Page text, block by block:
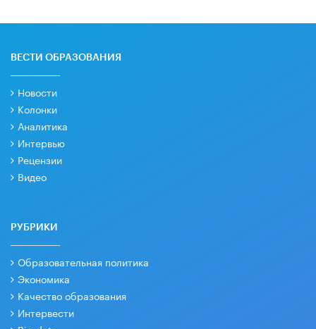
ВЕСТИ ОБРАЗОВАНИЯ
Новости
Колонки
Аналитика
Интервью
Рецензии
Видео
РУБРИКИ
Образовательная политика
Экономика
Качество образования
Интервести